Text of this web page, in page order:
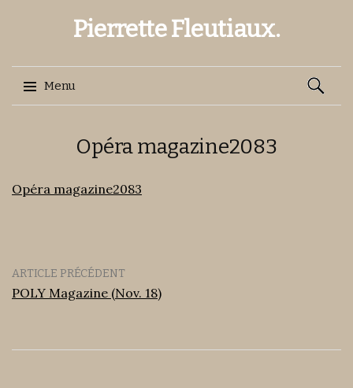
Pierrette Fleutiaux.
Menu
Opéra magazine2083
Opéra magazine2083
ARTICLE PRÉCÉDENT
POLY Magazine (Nov. 18)